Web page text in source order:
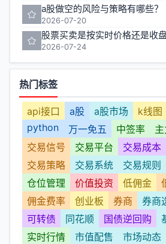
a股做空的风险与策略有哪些？
2026-07-20
股票买卖是按实时价格还是收
2026-07-24
热门标签
api接口 a股 a股市场 k线图
python
万一免五 中签率
交易信号
交易平台 交易成本
交易策略
交易系统 交易规则
仓位管理
价值投资 低佣金
佣金费率
创业板 券商 券商
可转债
同花顺 国债逆回购
实时行情
市值配售 市场动态